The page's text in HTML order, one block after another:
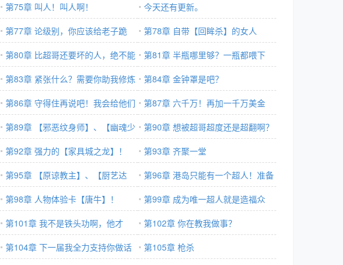
第75章 叫人！叫人啊！
今天还有更新。
第77章 论级别，你应该给老子跪
下……（求订阅！）
第78章 自带【回眸杀】的女人
第80章 比超哥还要坏的人，绝不能
留！
第81章 半瓶哪里够？一瓶都喂下
去！
第83章 紧张什么？需要你助我修炼
而已！
第84章 金钟罩是吧？
第86章 守得住再说吧！我会给他们
机会！
第87章 六千万！再加一千万美金
啊！
第89章 【邪恶纹身师】、【幽魂少
女】
第90章 想被超哥超度还是超翻啊？
第92章 强力的【家具城之龙】！
第93章 齐聚一堂
第95章 【原谅教主】、【厨艺达
人】
第96章 港岛只能有一个超人！准备
爆金币吧大富豪！
第98章 人物体验卡【唐牛】！
第99章 成为唯一超人就是造福众
生？
第101章 我不是铁头功啊，他才
是！
第102章 你在教我做事？
第104章 下一届我全力支持你做话
第105章 枪杀